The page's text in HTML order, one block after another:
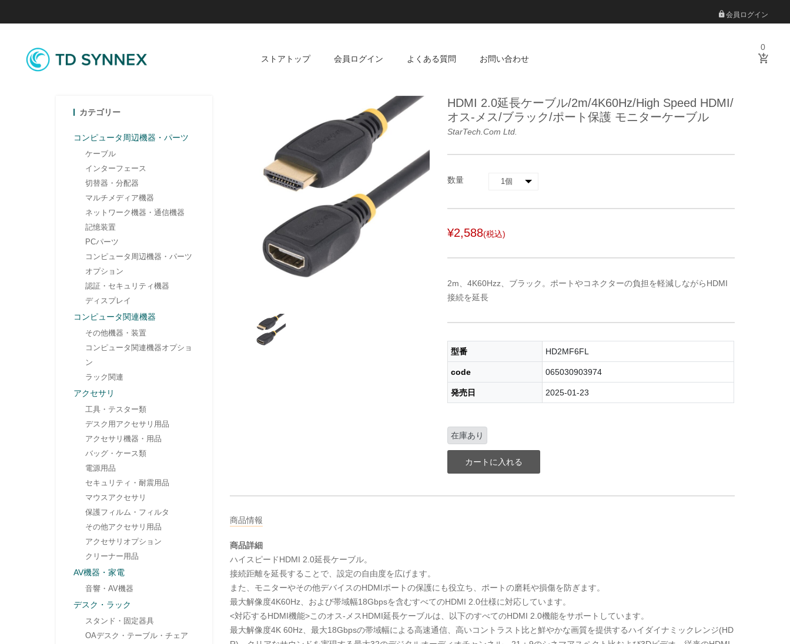
会員ログイン
ストアトップ 会員ログイン よくある質問 お問い合わせ
0
HDMI 2.0延長ケーブル/2m/4K60Hz/High Speed HDMI/
オス-メス/ブラック/ポート保護 モニターケーブル
StarTech.com Ltd.
数量
¥2,588(税込)
2m、4K60Hzz、ブラック。ポートやコネクターの負担を軽減しながらHDMI
接続を延長
型番 HD2MF6FL
code 065030903974
発売日 2025-01-23
在庫あり
カートに入れる
商品情報
商品詳細
ハイスピードHDMI 2.0延長ケーブル。
接続距離を延長することで、設定の自由度を広げます。
また、モニターやその他デバイスのHDMIポートの保護にも役立ち、ポートの磨耗や損傷を防ぎます。
最大解像度4K60Hz、および帯域幅18Gbpsを含むすべてのHDMI 2.0仕様に対応しています。
<対応するHDMI機能>このオス-メスHDMI延長ケーブルは、以下のすべてのHDMI 2.0機能をサポートしています。
最大解像度4K 60Hz、最大18Gbpsの帯域幅による高速通信、高いコントラスト比と鮮やかな画質を提供するハイダイナミックレンジ(HD
カテゴリー
コンピュータ周辺機器・パーツ
ケーブル
インターフェース
切替器・分配器
マルチメディア機器
ネットワーク機器・通信機器
記憶装置
PCパーツ
コンピュータ周辺機器・パーツ
オプション
認証・セキュリティ機器
ディスプレイ
コンピュータ関連機器
その他機器・装置
コンピュータ関連機器オプショ
ン
ラック関連
アクセサリ
工具・テスター類
デスク用アクセサリ用品
アクセサリ機器・用品
バッグ・ケース類
電源用品
セキュリティ・耐震用品
マウスアクセサリ
保護フィルム・フィルタ
その他アクセサリ用品
アクセサリオプション
クリーナー用品
AV機器・家電
音響・AV機器
デスク・ラック
スタンド・固定器具
OAデスク・テーブル・チェア